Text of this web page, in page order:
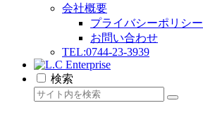
会社概要
プライバシーポリシー
お問い合わせ
TEL:0744-23-3939
検索